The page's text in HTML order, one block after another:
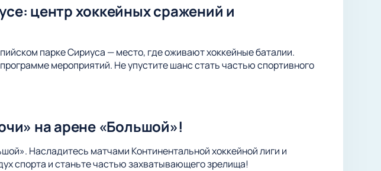
центр хоккейных сражений и
парке Сириуса — место, где оживают хоккейные баталии.
мероприятий. Не упустите шанс стать частью спортивного
на арене «Большой»!
Насладитесь матчами Континентальной хоккейной лиги и
спорта и станьте частью захватывающего зрелища!